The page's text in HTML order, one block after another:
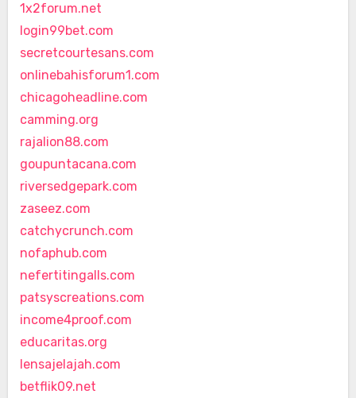
1x2forum.net
login99bet.com
secretcourtesans.com
onlinebahisforum1.com
chicagoheadline.com
camming.org
rajalion88.com
goupuntacana.com
riversedgepark.com
zaseez.com
catchycrunch.com
nofaphub.com
nefertitingalls.com
patsyscreations.com
income4proof.com
educaritas.org
lensajelajah.com
betflik09.net